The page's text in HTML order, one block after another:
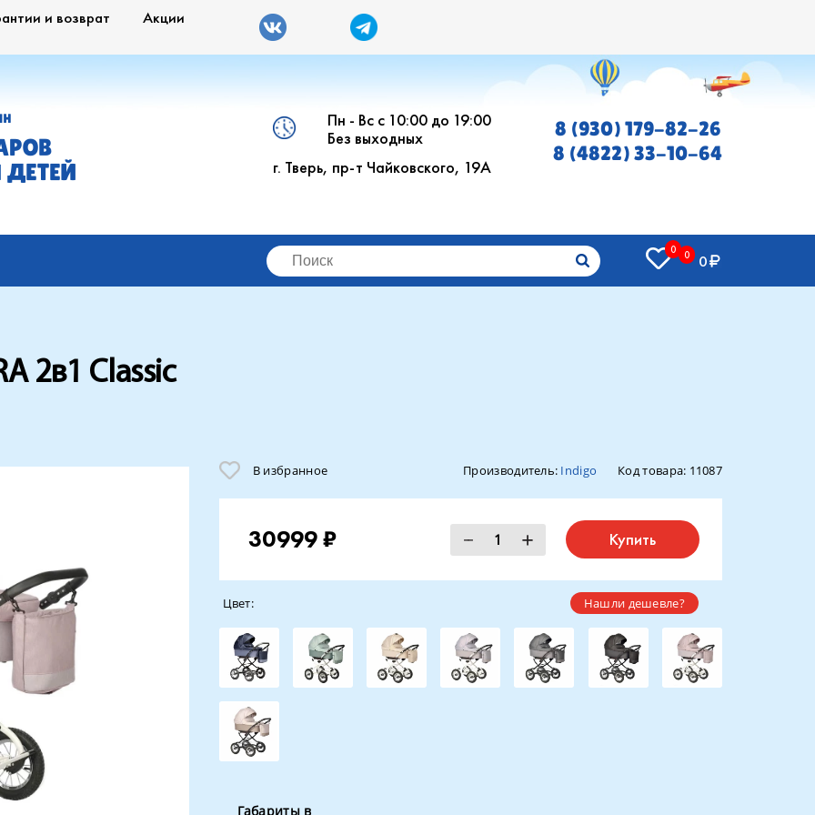
и возврат Акции
Пн - Вс с 10:00 до 19:00
Без выходных
г. Тверь, пр-т Чайковского, 19А
8 (930) 179-82-26
8 (4822) 33-10-64
0 0 0
2в1 Classic
В избранное Производитель: Indigo Код товара: 11087
30999 ₽ Купить
Нашли дешевле?
Цвет:
Габариты в